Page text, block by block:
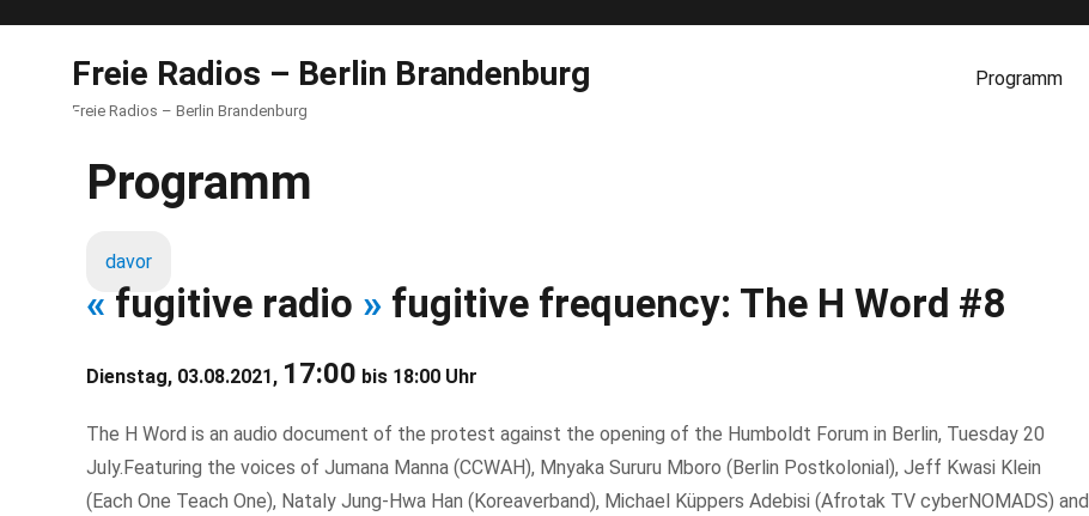
Freie Radios – Berlin Brandenburg
Freie Radios – Berlin Brandenburg
Programm
Programm
davor
« fugitive radio » fugitive frequency: The H Word #8
Dienstag, 03.08.2021, 17:00 bis 18:00 Uhr
The H Word is an audio document of the protest against the opening of the Humboldt Forum in Berlin, Tuesday 20
July.Featuring the voices of Jumana Manna (CCWAH), Mnyaka Sururu Mboro (Berlin Postkolonial), Jeff Kwasi Klein
(Each One Teach One), Nataly Jung-Hwa Han (Koreaverband), Michael Küppers Adebisi (Afrotak TV cyberNOMADS) and